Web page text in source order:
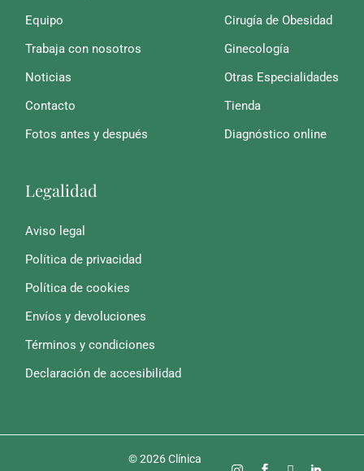
Equipo
Trabaja con nosotros
Noticias
Contacto
Fotos antes y después
Cirugía de Obesidad
Ginecología
Otras Especialidades
Tienda
Diagnóstico online
Legalidad
Aviso legal
Política de privacidad
Política de cookies
Envíos y devoluciones
Términos y condiciones
Declaración de accesibilidad
© 2026 Clínica